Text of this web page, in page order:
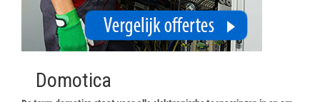
Domotica